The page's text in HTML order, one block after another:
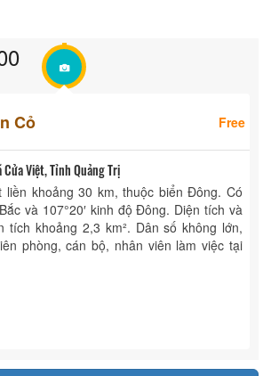
Cỏ Free
Việt, Tỉnh Quảng Trị
liền khoảng 30 km, thuộc biển Đông. Có
và 107°20′ kinh độ Đông. Diện tích và
tích khoảng 2,3 km². Dân số không lớn,
phòng, cán bộ, nhân viên làm việc tại